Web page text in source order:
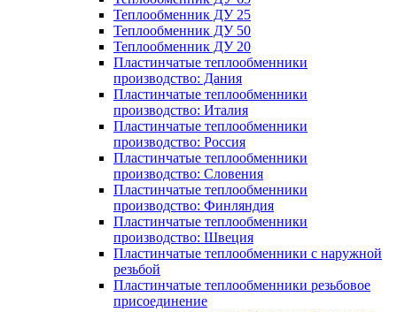
Теплообменник ДУ 25
Теплообменник ДУ 50
Теплообменник ДУ 20
Пластинчатые теплообменники
производство: Дания
Пластинчатые теплообменники
производство: Италия
Пластинчатые теплообменники
производство: Россия
Пластинчатые теплообменники
производство: Словения
Пластинчатые теплообменники
производство: Финляндия
Пластинчатые теплообменники
производство: Швеция
Пластинчатые теплообменники с наружной
резьбой
Пластинчатые теплообменники резьбовое
присоединение